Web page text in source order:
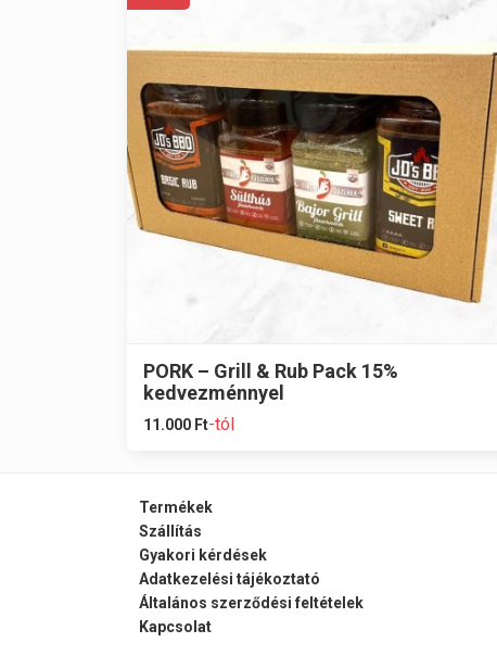
PORK – Grill & Rub Pack 15%
kedvezménnyel
11.000 Ft-tól
Termékek
Szállítás
Gyakori kérdések
Adatkezelési tájékoztató
Általános szerződési feltételek
Kapcsolat